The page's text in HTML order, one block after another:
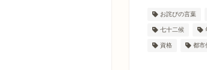
お詫びの言葉
七十二候
資格 都市